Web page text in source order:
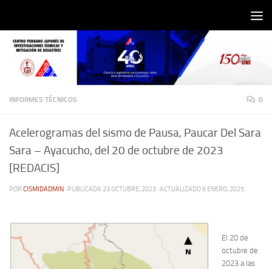
INFORMES TÉCNICOS 0
Acelerogramas del sismo de Pausa, Paucar Del Sara
Sara – Ayacucho, del 20 de octubre de 2023
[REDACIS]
POR CISMIDADMIN · PUBLICADA 23 OCTUBRE, 2023 · ACTUALIZADO6 ENERO, 2025
El 20 de
octubre de
2023 a las